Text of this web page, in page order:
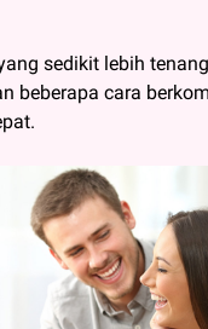
sedikit lebih
beberapa cara